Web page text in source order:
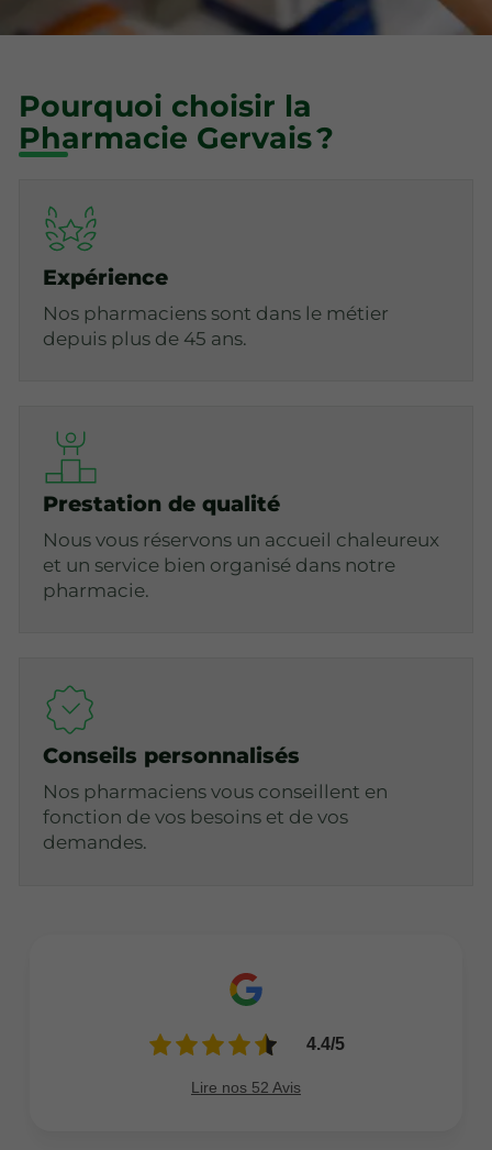
Pourquoi choisir la
Pharmacie Gervais ?
Expérience
Nos pharmaciens sont dans le métier
depuis plus de 45 ans.
Prestation de qualité
Nous vous réservons un accueil chaleureux
et un service bien organisé dans notre
pharmacie.
Conseils personnalisés
Nos pharmaciens vous conseillent en
fonction de vos besoins et de vos
demandes.